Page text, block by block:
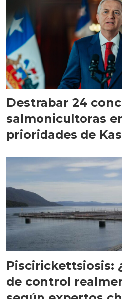
Destrabar 24
salmonicultoras
prioridades de
Piscirickettsiosis:
de control